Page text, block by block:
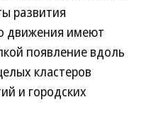
развития
движения имеют
появление вдоль
кластеров
и городских